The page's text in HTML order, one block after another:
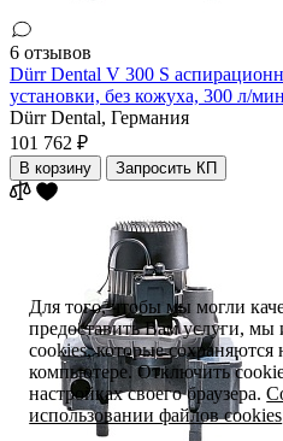
6 отзывов
Dürr Dental V 300 S
установки, без кожуха, 300 л/мин
Dürr Dental, Германия
101 762 ₽
В корзину Запросить КП
Для того, чтобы мы могли
предоставить Вам услуги, мы
cookies, которые
компьютере. Отключить
настройках своего браузера.
использовании файлов cookies